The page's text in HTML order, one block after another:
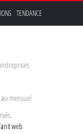
TENDANCE
mensuel
web